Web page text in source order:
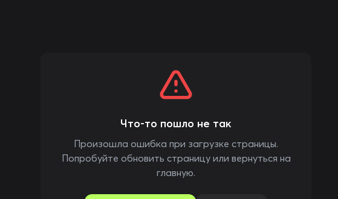
Что-то пошло не так
Произошла ошибка при загрузке страницы.
Попробуйте обновить страницу или вернуться на
главную.